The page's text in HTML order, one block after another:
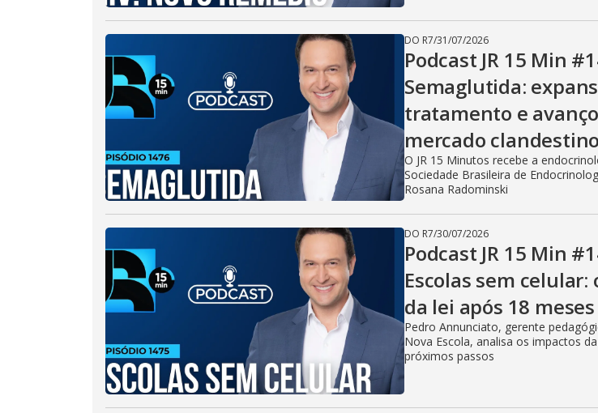
DO R7/31/07/2026
Podcast JR 15 Min
Semaglutida:
tratamento e
mercado clandestino
O JR 15 Minutos recebe a
Sociedade Brasileira de
Rosana Radominski
DO R7/30/07/2026
Podcast JR 15 Min
Escolas sem celular:
da lei após 18 meses
Pedro Annunciato, gerente
Nova Escola, analisa os impactos
próximos passos